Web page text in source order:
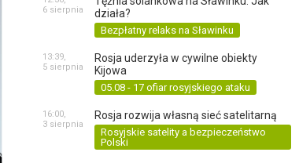
działa?
Bezpłatny relaks na Sławinku
6 sierpnia
Rosja uderzyła w cywilne obiekty
Kijowa
05.08 - 17 ofiar rosyjskiego ataku
13:39,
5 sierpnia
Rosja rozwija własną sieć satelitarną
Rosyjskie satelity a bezpieczeństwo
Polski
16:00,
3 sierpnia